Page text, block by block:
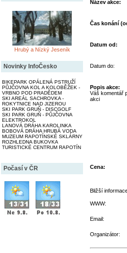
Hrubý a Nízký Jeseník
Novinky InfoČesko
BIKEPARK OPÁLENÁ PSTRUŽÍ
PŮJČOVNA KOL A KOLOBĚŽEK -
VRBNO POD PRADĚDEM
SKI AREÁL SACHROVKA -
ROKYTNICE NAD JIZEROU
SKI PARK GRUŇ - DISCGOLF
SKI PARK GRUŇ - PŮJČOVNA
ELEKTROKOL
LANOVÁ DRÁHA KAROLINKA
BOBOVÁ DRÁHA HRUBÁ VODA
MUZEUM RAPOTÍNSKÉ SKLÁRNY
ROZHLEDNA BUKOVKA
TURISTICKÉ CENTRUM RAPOTÍN
Počasí v ČR
Název akce:
Čas konání
Datum od:
Datum do:
Popis akce:
Váš komentář
akci
Cena:
Bližší
WWW:
Email:
Organizátor: